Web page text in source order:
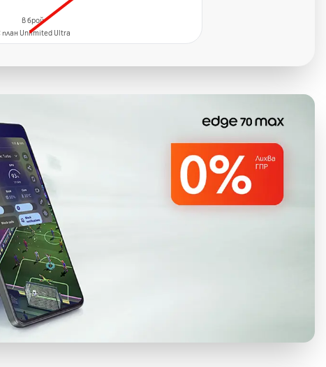
в брой
план Unlimited Ultra